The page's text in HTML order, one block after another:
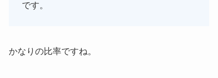
です。
かなりの比率ですね。